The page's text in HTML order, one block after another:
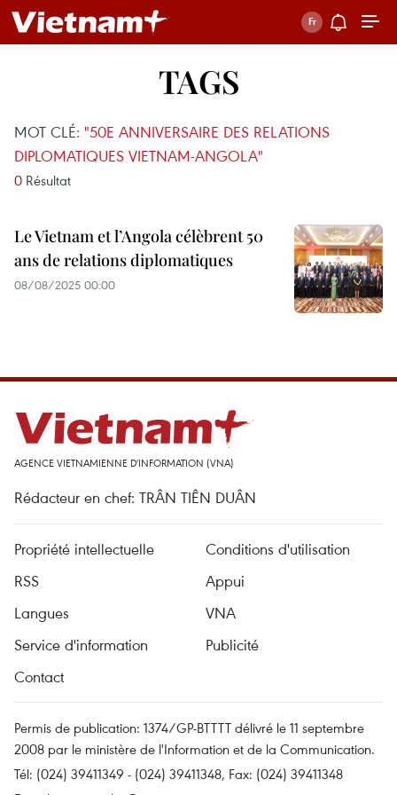
TAGS
MOT CLÉ: "50E ANNIVERSAIRE DES RELATIONS
DIPLOMATIQUES VIETNAM-ANGOLA"
0 Résultat
Le Vietnam et l’Angola célèbrent 50
ans de relations diplomatiques
08/08/2025 00:00
AGENCE VIETNAMIENNE D'INFORMATION (VNA)
Rédacteur en chef: TRÂN TIÊN DUÂN
Propriété intellectuelle
Conditions d'utilisation
RSS
Appui
Langues
VNA
Service d'information
Publicité
Contact
Permis de publication: 1374/GP-BTTTT délivré le 11 septembre
2008 par le ministère de l'Information et de la Communication.
Tél: (024) 39411349 - (024) 39411348, Fax: (024) 39411348